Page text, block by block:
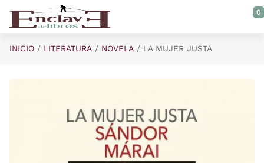
Saltar al contenido principal
0
INICIO LITERATURA NOVELA LA MUJER JUSTA